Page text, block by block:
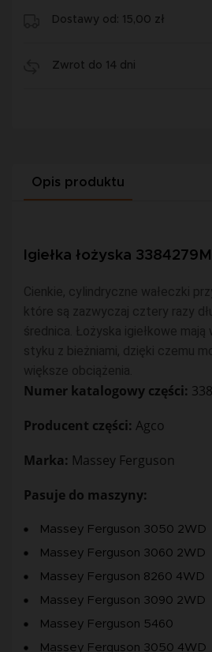
Dostawy od: 15,00 zł
Zwrot do 14 dni
Opis produktu
Igiełka łożyska
Cienkie, cylindryczne wałeczki
które są zazwyczaj cztery razy
średnica. Łożyska igiełkowe
styku z bieżniami, dzięki czemu
większe obciążenia.
Numer katalogowy części:
Producent części: Agco
Marka: Massey Ferguson
Pasuje do maszyny:
Massey Ferguson 3050 2WD
Massey Ferguson 3060 2WD
Massey Ferguson 8260 4WD
Massey Ferguson 3090 2WD
Massey Ferguson 5460
Massey Ferguson 3050 4WD